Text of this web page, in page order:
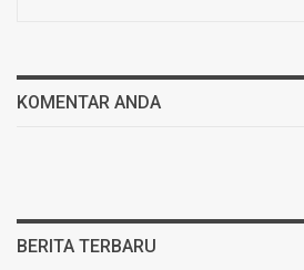
KOMENTAR ANDA
BERITA TERBARU